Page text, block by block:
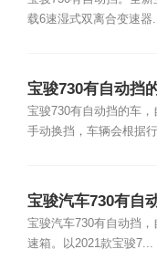
载6速湿式双离合变速器
宝骏730有自动挡
宝骏730有自动挡的车
手动换挡，车辆会根据
宝骏汽车730有自
宝骏汽车730有自动挡
速箱。以2021款宝骏7...